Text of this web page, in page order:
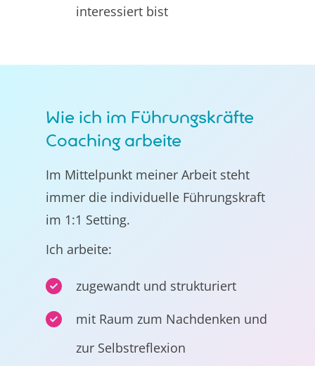
interessiert bist
Wie ich im Führungskräfte
Coaching arbeite
Im Mittelpunkt meiner Arbeit steht
immer die individuelle Führungskraft
im 1:1 Setting.
Ich arbeite:
zugewandt und strukturiert
mit Raum zum Nachdenken und
zur Selbstreflexion